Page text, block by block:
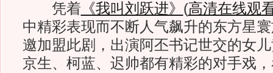
凭着 《我叫刘跃进》 (高清在线观
中精彩表现而不断人气飙升的东方星
邀加盟此剧，出演阿丕书记世交的女
京生、柯蓝、迟帅都有精彩的对手戏